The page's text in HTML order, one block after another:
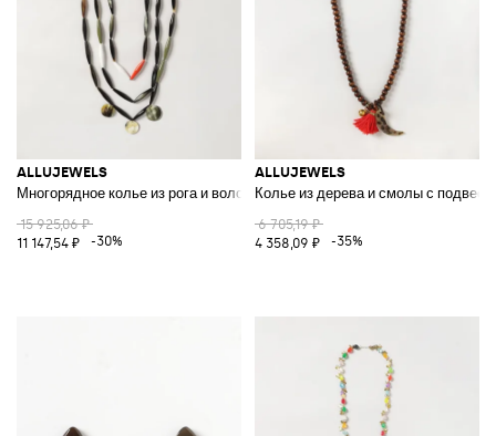
ALLUJEWELS
Многорядное колье из рога и волокна с камнями и декоративными
15 925,06 ₽
11 147,54 ₽
-30%
ALLUJEWELS
Колье из дерева и смолы с
6 705,19 ₽
4 358,09 ₽
-35%